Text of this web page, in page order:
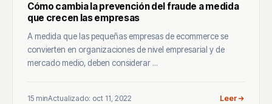
Cómo cambia la prevención del fraude a medida
que crecen las empresas
A medida que las pequeñas empresas de ecommerce se
convierten en organizaciones de nivel empresarial y de
mercado medio, deben considerar ...
15 minActualizado: oct 11, 2022 Leer